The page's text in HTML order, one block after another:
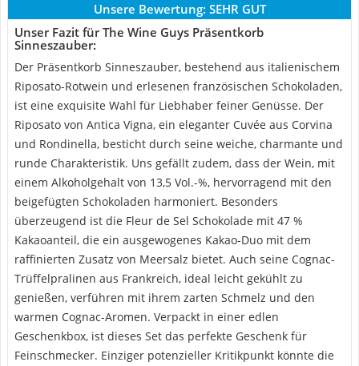
Unsere Bewertung: SEHR GUT
Unser Fazit für The Wine Guys Präsentkorb
Sinneszauber:
Der Präsentkorb Sinneszauber, bestehend aus italienischem
Riposato-Rotwein und erlesenen französischen Schokoladen,
ist eine exquisite Wahl für Liebhaber feiner Genüsse. Der
Riposato von Antica Vigna, ein eleganter Cuvée aus Corvina
und Rondinella, besticht durch seine weiche, charmante und
runde Charakteristik. Uns gefällt zudem, dass der Wein, mit
einem Alkoholgehalt von 13,5 Vol.-%, hervorragend mit den
beigefügten Schokoladen harmoniert. Besonders
überzeugend ist die Fleur de Sel Schokolade mit 47 %
Kakaoanteil, die ein ausgewogenes Kakao-Duo mit dem
raffinierten Zusatz von Meersalz bietet. Auch seine Cognac-
Trüffelpralinen aus Frankreich, ideal leicht gekühlt zu
genießen, verführen mit ihrem zarten Schmelz und den
warmen Cognac-Aromen. Verpackt in einer edlen
Geschenkbox, ist dieses Set das perfekte Geschenk für
Feinschmecker. Einziger potenzieller Kritikpunkt könnte die